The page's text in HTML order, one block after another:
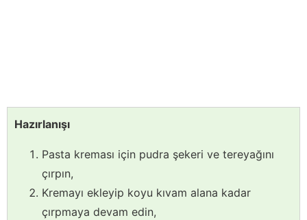
Hazırlanışı
Pasta kreması için pudra şekeri ve tereyağını
çırpın,
Kremayı ekleyip koyu kıvam alana kadar
çırpmaya devam edin,